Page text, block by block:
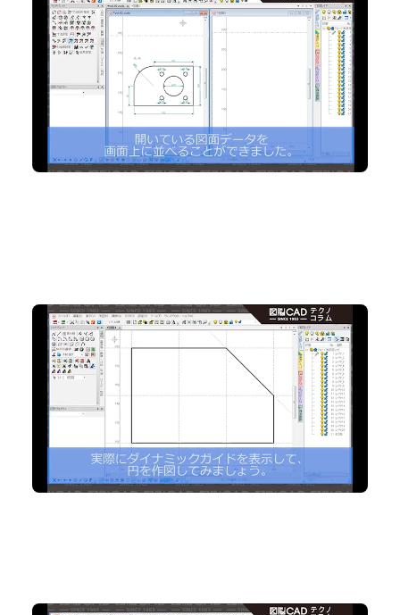
No.92 作図画面を分割表示！『マルチウィンドウ機能』
で作図効率アップ！
No.90 「ダイナミックガイド」がさらに便利に
2D CAD